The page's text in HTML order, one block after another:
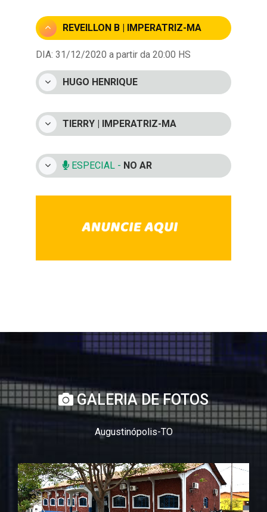
REVEILLON B | IMPERATRIZ-MA
DIA: 31/12/2020 a partir da 20:00 HS
HUGO HENRIQUE
TIERRY | IMPERATRIZ-MA
ESPECIAL - NO AR
GALERIA DE FOTOS
Augustinópolis-TO